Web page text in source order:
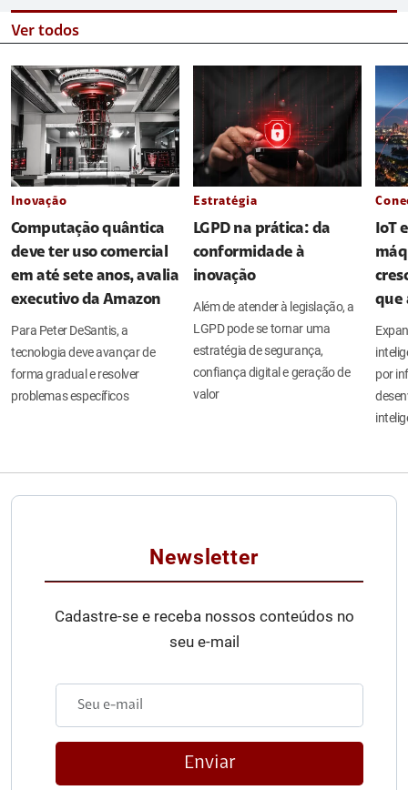
Ver todos
Inovação
Computação quântica
deve ter uso comercial
em até sete anos, avalia
executivo da Amazon
Para Peter DeSantis, a
tecnologia deve avançar de
forma gradual e resolver
problemas específicos
Estratégia
LGPD na prática: da
conformidade à
inovação
Além de atender à legislação, a
LGPD pode se tornar uma
estratégia de segurança,
confiança digital e geração de
valor
IoT
que
por
Newsletter
Cadastre-se e receba nossos conteúdos no
seu e-mail
Enviar